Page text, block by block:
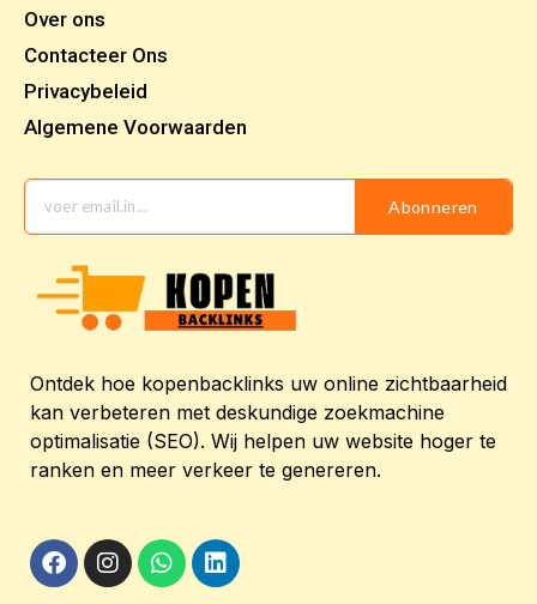
Over ons
Contacteer Ons
Privacybeleid
Algemene Voorwaarden
Abonneren
Ontdek hoe kopenbacklinks uw online zichtbaarheid
kan verbeteren met deskundige zoekmachine
optimalisatie (SEO). Wij helpen uw website hoger te
ranken en meer verkeer te genereren.